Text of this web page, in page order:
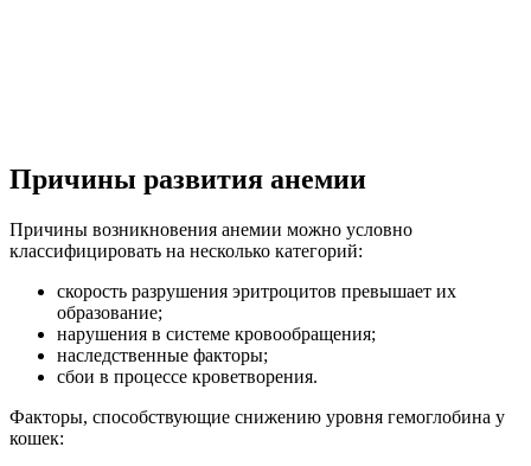
Причины развития анемии
Причины возникновения анемии можно условно
классифицировать на несколько категорий:
скорость разрушения эритроцитов превышает их
образование;
нарушения в системе кровообращения;
наследственные факторы;
сбои в процессе кроветворения.
Факторы, способствующие снижению уровня гемоглобина у
кошек: